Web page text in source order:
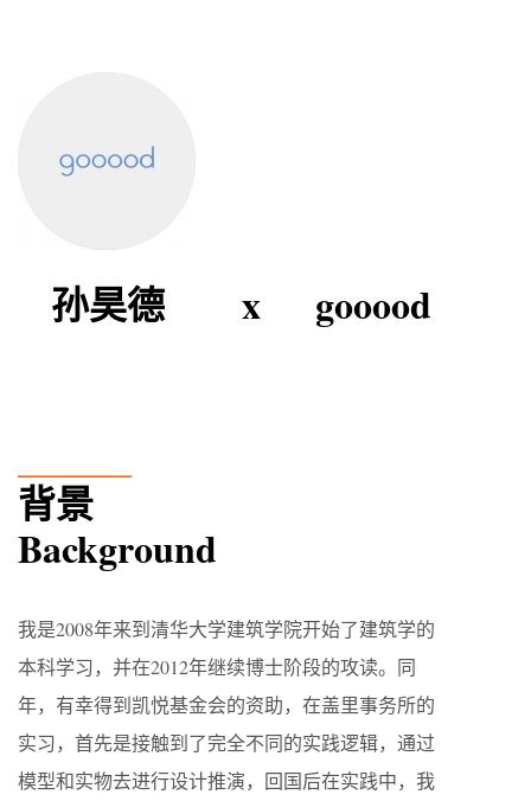
孙昊德 x gooood
背景
Background
我是2008年来到清华大学建筑学院开始了建筑学的
本科学习，并在2012年继续博士阶段的攻读。同
年，有幸得到凯悦基金会的资助，在盖里事务所的
实习，首先是接触到了完全不同的实践逻辑，通过
模型和实物去进行设计推演，回国后在实践中，我